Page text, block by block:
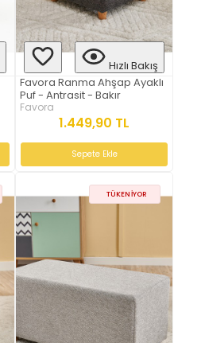
Hızlı Bakış
Favora Ranma Ahşap Ayaklı
Puf - Antrasit - Bakır
Favora
1.449,90 TL
Sepete Ekle
TÜKENIYOR